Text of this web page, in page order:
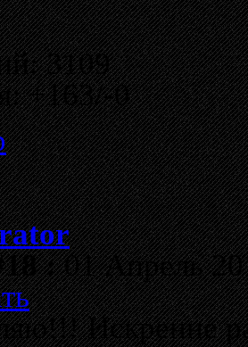
3109
+163/-0
:01 Апрель
Искренне